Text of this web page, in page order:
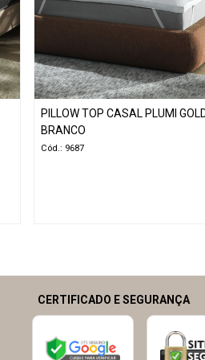
PILLOW TOP CASAL PLUMI
BRANCO
Cód.: 9687
CERTIFICADO E SEGURANÇA